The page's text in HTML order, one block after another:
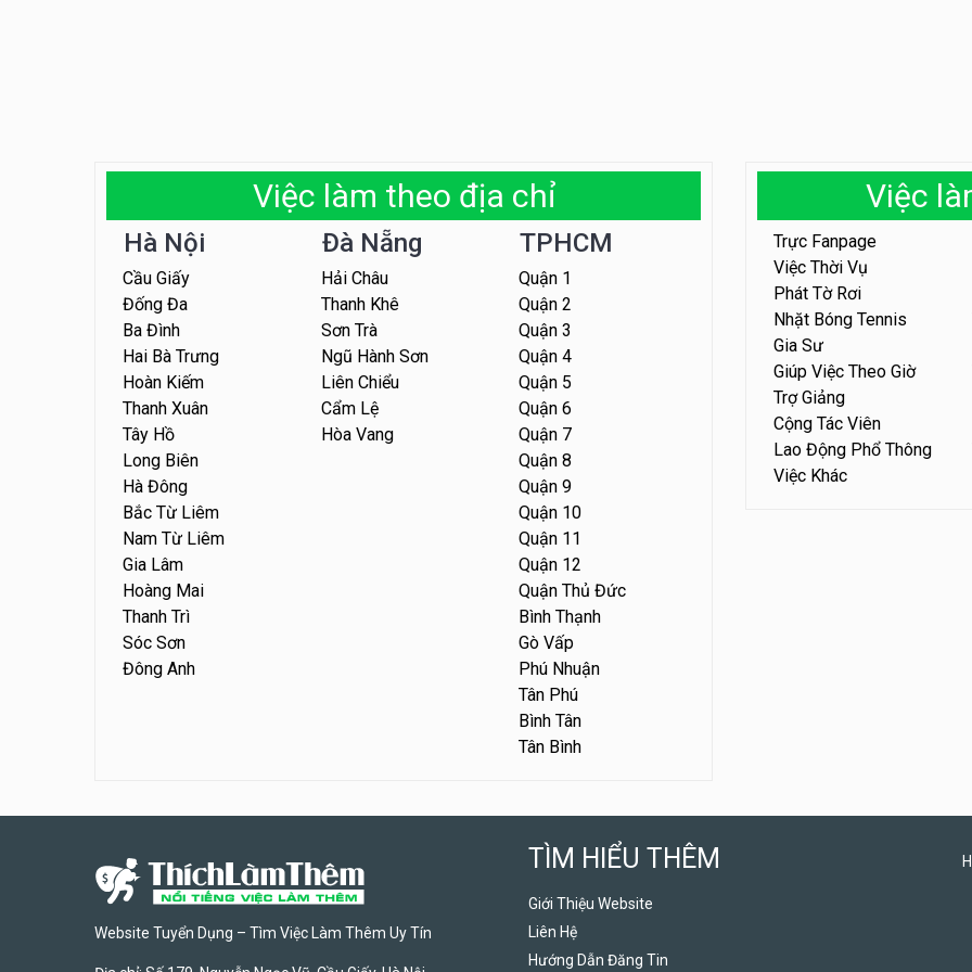
Việc làm theo địa chỉ
Hà Nội
Cầu Giấy
Đống Đa
Ba Đình
Hai Bà Trưng
Hoàn Kiếm
Thanh Xuân
Tây Hồ
Long Biên
Hà Đông
Bắc Từ Liêm
Nam Từ Liêm
Gia Lâm
Hoàng Mai
Thanh Trì
Sóc Sơn
Đông Anh
Đà Nẵng
Hải Châu
Thanh Khê
Sơn Trà
Ngũ Hành Sơn
Liên Chiểu
Cẩm Lệ
Hòa Vang
TPHCM
Quận 1
Quận 2
Quận 3
Quận 4
Quận 5
Quận 6
Quận 7
Quận 8
Quận 9
Quận 10
Quận 11
Quận 12
Quận Thủ Đức
Bình Thạnh
Gò Vấp
Phú Nhuận
Tân Phú
Bình Tân
Tân Bình
Việc
Trực Fanpage
Việc Thời Vụ
Phát Tờ Rơi
Nhặt Bóng Tennis
Gia Sư
Giúp Việc Theo Giờ
Trợ Giảng
Cộng Tác Viên
Lao Động Phổ Thông
Việc Khác
Website Tuyển Dụng – Tìm Việc Làm Thêm Uy Tín
TÌM HIỂU THÊM
Giới Thiệu Website
Liên Hệ
Hướng Dẫn Đăng Tin